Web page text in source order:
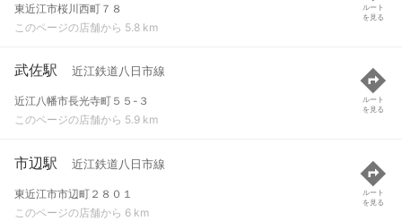
東近江市桜川西町７８
このページの店舗から 5.8 km
ルート
を見る
武佐駅 近江鉄道八日市線
近江八幡市長光寺町５５-３
このページの店舗から 5.9 km
ルート
を見る
市辺駅 近江鉄道八日市線
東近江市市辺町２８０１
このページの店舗から 6 km
ルート
を見る